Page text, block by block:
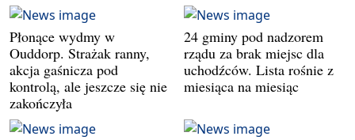
Płonące wydmy w
Ouddorp. Strażak ranny,
akcja gaśnicza pod
kontrolą, ale jeszcze się nie
zakończyła
24 gminy pod nadzorem
rządu za brak miejsc dla
uchodźców. Lista rośnie z
miesiąca na miesiąc